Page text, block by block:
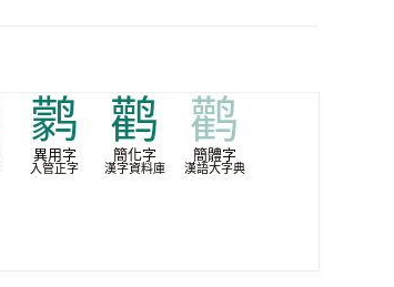
鹲
異用字
入管正字
鹳
簡化字
漢字資料庫
鹳
簡體字
漢語大字典